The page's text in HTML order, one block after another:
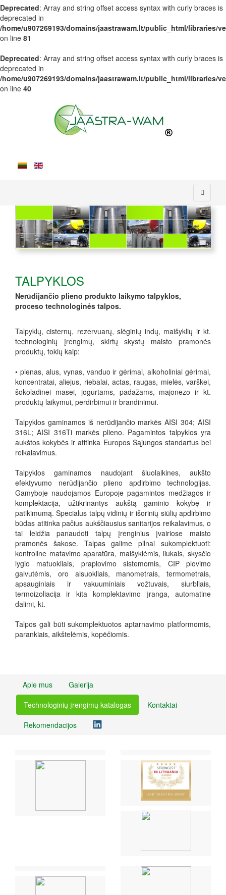
Deprecated: Array and string offset access syntax with curly braces is
deprecated in
/home/u907269193/domains/jaastrawam.lt/public_html/libraries/
on line 81
Deprecated: Array and string offset access syntax with curly braces is
deprecated in
/home/u907269193/domains/jaastrawam.lt/public_html/
on line 40
TALPYKLOS
Nerūdijančio plieno produkto laikymo talpyklos,
proceso technologinės talpos.
Talpyklų, cisternų, rezervuarų, slėginių indų, maišyklių ir kt.
technologinių įrengimų, skirtų skystų maisto pramonės
produktų, tokių kaip:
• pienas, alus, vynas, vanduo ir gėrimai, alkoholiniai gėrimai,
koncentratai, aliejus, riebalai, actas, raugas, mielės, varškei,
šokoladinei masei, jogurtams, padažams, majonezo ir kt.
produktų laikymui, perdirbimui ir brandinimui.
Talpyklos gaminamos iš nerūdijančio markės AISI 304; AISI
316L; AISI 316Ti markės plieno. Pagamintos talpyklos yra
aukštos kokybės ir atitinka Europos Sąjungos standartus bei
reikalavimus.
Talpyklos gaminamos naudojant šiuolaikines, aukšto
efektyvumo nerūdijančio plieno apdirbimo technologijas.
Gamyboje naudojamos Europoje pagamintos medžiagos ir
komplektacija, užtikrinantys aukštą gaminio kokybę ir
patikimumą. Specialus talpų vidinių ir išorinių siūlių apdirbimo
būdas atitinka pačius aukščiausius sanitarijos reikalavimus, o
tai leidžia panaudoti talpų įrenginius įvairiose maisto
pramonės šakose. Talpas galime pilnai sukomplektuoti:
kontroline matavimo aparatūra, maišyklėmis, liukais, skysčio
lygio matuokliais, praplovimo sistemomis, CIP plovimo
galvutėmis, oro alsuokliais, manometrais, termometrais,
apsauginiais ir vakuuminiais vožtuvais, siurbliais,
termoizoliacija ir kita komplektavimo įranga, automatine
dalimi, kt.
Talpos gali būti sukomplektuotos aptarnavimo platformomis,
parankiais, aikštelėmis, kopėčiomis.
Apie mus
Galerija
Technologinių įrengimų katalogas
Kontaktai
Rekomendacijos